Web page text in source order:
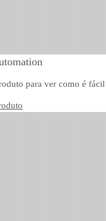
para ver como é